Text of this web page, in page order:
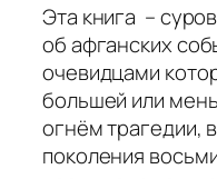
Эта книга –
об афганских
очевидцами
большей или
огнём трагедии,
поколения